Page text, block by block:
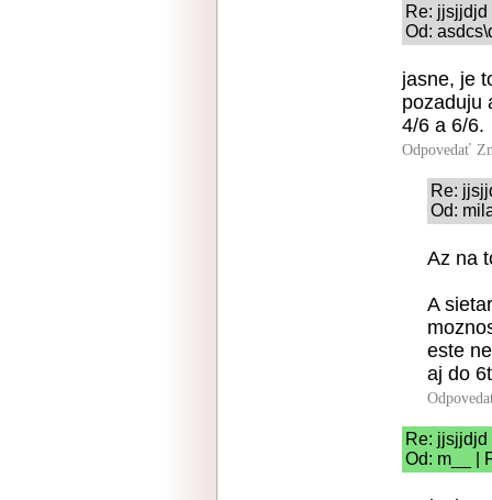
Re: jjsjjdjd
Od:
jasne, je
pozaduju
4/6 a 6/6.
Odpovedať
Re:
Od:
Az na
A
este
aj do
Re: jjsjjdjd
Od: m__ |